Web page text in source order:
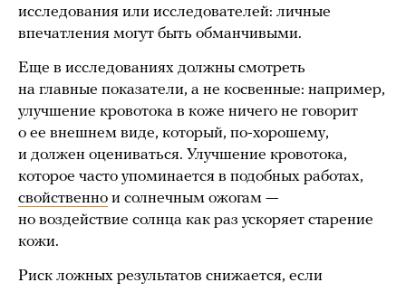
исследования или исследователей: личные
впечатления могут быть обманчивыми.
Еще в исследованиях должны смотреть
на главные показатели, а не косвенные: например,
улучшение кровотока в коже ничего не говорит
о ее внешнем виде, который, по-хорошему,
и должен оцениваться. Улучшение кровотока,
которое часто упоминается в подобных работах,
свойственно и солнечным ожогам —
но воздействие солнца как раз ускоряет старение
кожи.
Риск ложных результатов снижается, если